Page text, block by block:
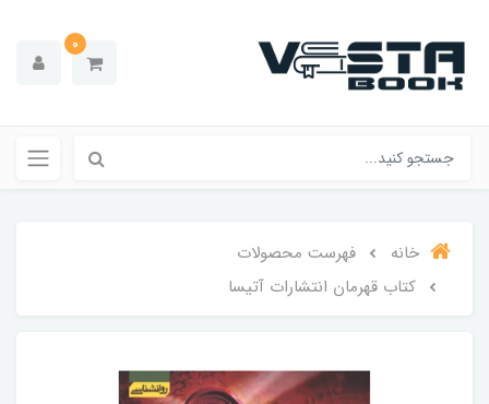
0
خانه
فهرست محصولات
کتاب قهرمان انتشارات آتیسا